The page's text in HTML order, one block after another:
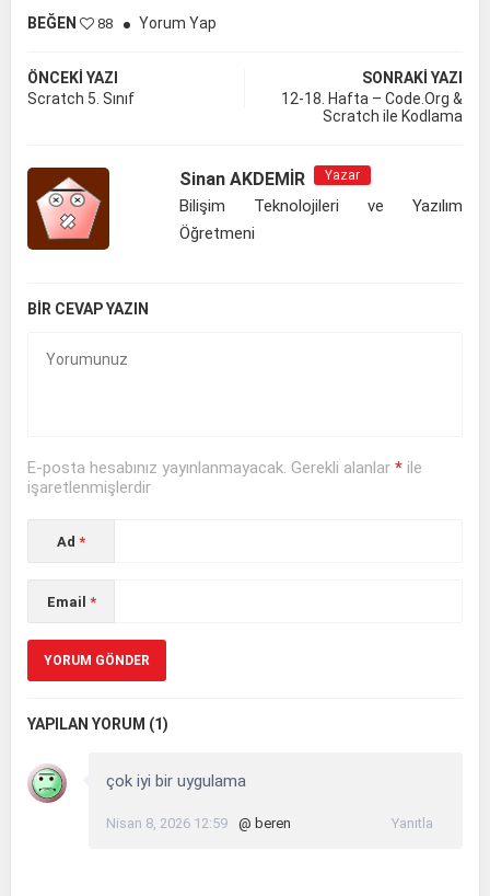
BEĞEN 88 Yorum Yap
ÖNCEKI YAZI
Scratch 5. Sınıf
SONRAKI YAZI
12-18. Hafta – Code.Org &
Scratch ile Kodlama
Sinan AKDEMİR Yazar
Bilişim Teknolojileri ve Yazılım
Öğretmeni
BIR CEVAP YAZIN
E-posta hesabınız yayınlanmayacak. Gerekli alanlar * ile
işaretlenmişlerdir
Ad *
Email *
YAPILAN YORUM (1)
çok iyi bir uygulama
Nisan 8, 2026 12:59 @ beren Yanıtla